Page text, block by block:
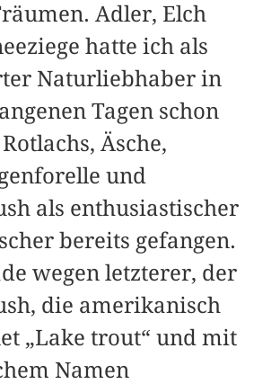
Adler, Elch
hatte ich als
Naturliebhaber in
Tagen schon
Äsche,
und
als enthusiastischer
bereits gefangen.
wegen letzterer, der
die amerikanisch
„Lake trout“ und mit
Namen